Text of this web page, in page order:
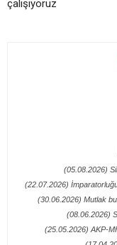
çalışıyoruz
(05.08.2026)
(22.07.2026)
(30.06.2026) Mutlak
(08.06.2026)
(25.05.2026) AKP-